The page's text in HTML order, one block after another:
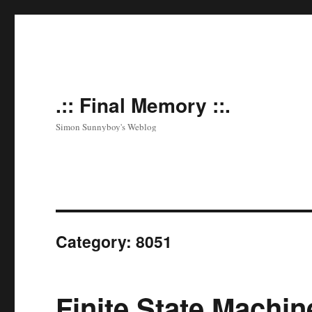
.:: Final Memory ::.
Simon Sunnyboy's Weblog
Category:8051